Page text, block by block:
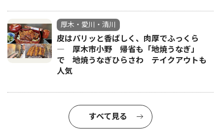
厚木・愛川・清川
皮はパリッと香ばしく、肉厚でふっくら
― 厚木市小野 帰省も「地焼うなぎ」
で 地焼うなぎひらさわ テイクアウトも
人気
すべて見る